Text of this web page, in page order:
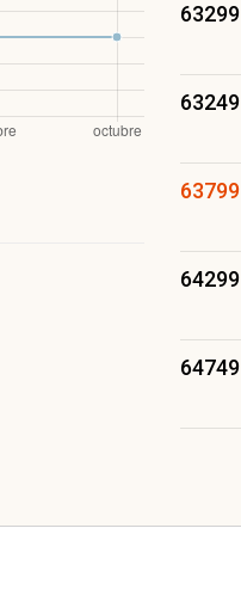
63299
63249
63799
64299
64749